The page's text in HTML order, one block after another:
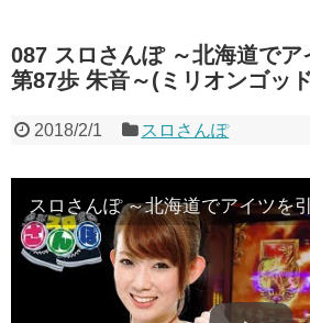
087 スロさんぽ ～北海道でア
第87歩 朱音～(ミリオンゴッ
2018/2/1 スロさんぽ